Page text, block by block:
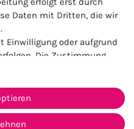
AGB
Kontakt
Daten mit Dritten, die wir
Einwilligung oder aufgrund
Die Zustimmung
Es besteht das Recht,
Beachten Sie unser
zur Verwendung